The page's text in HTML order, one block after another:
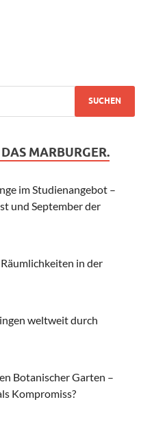
MARBURGER.
im Studienangebot –
und September der
in der
weltweit durch
Botanischer Garten –
Kompromiss?